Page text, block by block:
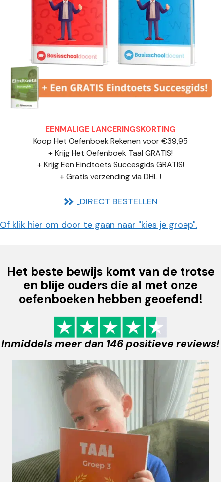
EENMALIGE LANCERINGSKORTING
Koop Het Oefenboek Rekenen voor €39,95
+ Krijg Het Oefenboek Taal GRATIS!
+ Krijg Een Eindtoets Succesgids GRATIS!
+ Gratis verzending via DHL !
DIRECT BESTELLEN
Of klik hier om door te gaan naar "kies je groep".
Het beste bewijs komt van de trotse
en blije ouders die al met onze
oefenboeken hebben geoefend!
Inmiddels meer dan 146 positieve reviews!